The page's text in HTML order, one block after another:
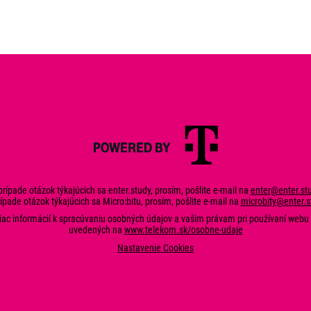
otázok týkajúcich sa enter.study, prosím, pošlite e-mail na
otázok týkajúcich sa Micro:bitu, prosím, pošlite e-mail na
informácií k spracúvaniu osobných údajov a vašim právam pri používaní webu
uvedených na www.telekom.sk/osobne-udaje
Nastavenie Cookies